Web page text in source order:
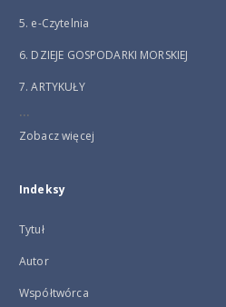
5. e-Czytelnia
6. DZIEJE GOSPODARKI MORSKIEJ
7. ARTYKUŁY
...
Zobacz więcej
Indeksy
Tytuł
Autor
Współtwórca